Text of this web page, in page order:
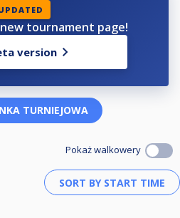
tournament page!
version
TURNIEJOWA
Pokaż walkowery